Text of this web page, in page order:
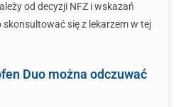
od decyzji NFZ i wskazań
się z lekarzem w tej
Duo można odczuwać